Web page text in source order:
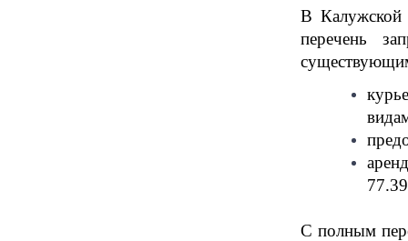
В Калужской
перечень
С полным